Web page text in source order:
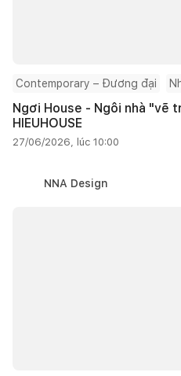
Contemporary – Đương đại
Ngơi House - Ngôi nhà "vẽ
HIEUHOUSE
27/06/2026, lúc 10:00
NNA Design